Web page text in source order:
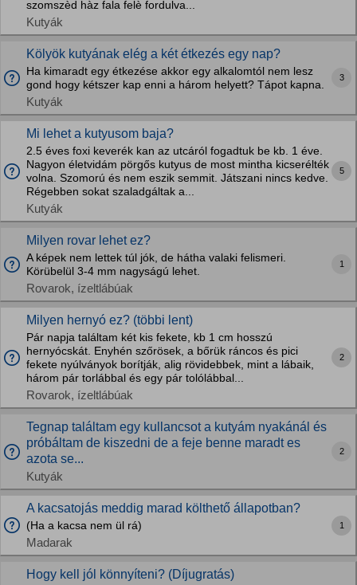
szomszèd hàz fala felè fordulva...
Kutyák
Kölyök kutyának elég a két étkezés egy nap?
Ha kimaradt egy étkezése akkor egy alkalomtól nem lesz
gond hogy kétszer kap enni a három helyett? Tápot kapna.
Kutyák
3
Mi lehet a kutyusom baja?
2.5 éves foxi keverék kan az utcáról fogadtuk be kb. 1 éve.
Nagyon életvidám pörgős kutyus de most mintha kicserélték
volna. Szomorú és nem eszik semmit. Játszani nincs kedve.
Régebben sokat szaladgáltak a...
Kutyák
5
Milyen rovar lehet ez?
A képek nem lettek túl jók, de hátha valaki felismeri.
Körübelül 3-4 mm nagyságú lehet.
Rovarok, ízeltlábúak
1
Milyen hernyó ez? (többi lent)
Pár napja találtam két kis fekete, kb 1 cm hosszú
hernyócskát. Enyhén szőrösek, a bőrük ráncos és pici
fekete nyúlványok borítják, alig rövidebbek, mint a lábaik,
három pár torlábbal és egy pár tolólábbal...
Rovarok, ízeltlábúak
2
Tegnap találtam egy kullancsot a kutyám nyakánál és
próbáltam de kiszedni de a feje benne maradt es
azota se...
Kutyák
2
A kacsatojás meddig marad költhető állapotban?
(Ha a kacsa nem ül rá)
Madarak
1
Hogy kell jól könnyíteni? (Díjugratás)